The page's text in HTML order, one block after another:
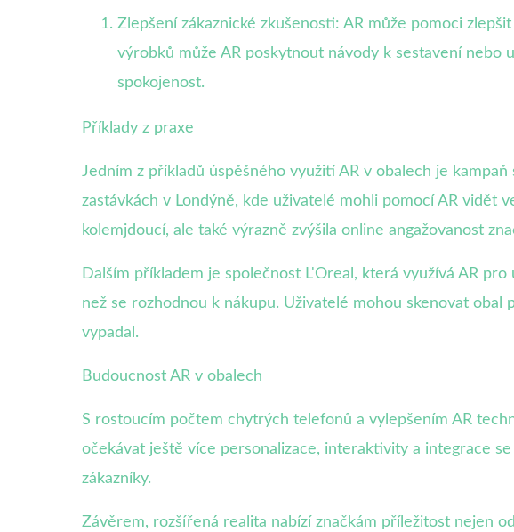
Zlepšení zákaznické zkušenosti: AR může pomoci
výrobků může AR poskytnout návody k sestavení nebo
spokojenost.
Příklady z praxe
Jedním z příkladů úspěšného využití AR v obalech je
zastávkách v Londýně, kde uživatelé mohli pomocí AR vidět
kolemjdoucí, ale také výrazně zvýšila online angažovanost
Dalším příkladem je společnost L'Oreal, která využívá AR
než se rozhodnou k nákupu. Uživatelé mohou skenovat
vypadal.
Budoucnost AR v obalech
S rostoucím počtem chytrých telefonů a vylepšením AR
očekávat ještě více personalizace, interaktivity a integrace
zákazníky.
Závěrem, rozšířená realita nabízí značkám příležitost nejen